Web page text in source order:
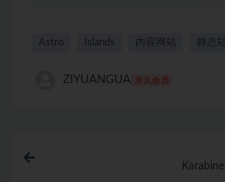
Astro Islands 内容网站 静态
ZIYUANGUA 永久会员